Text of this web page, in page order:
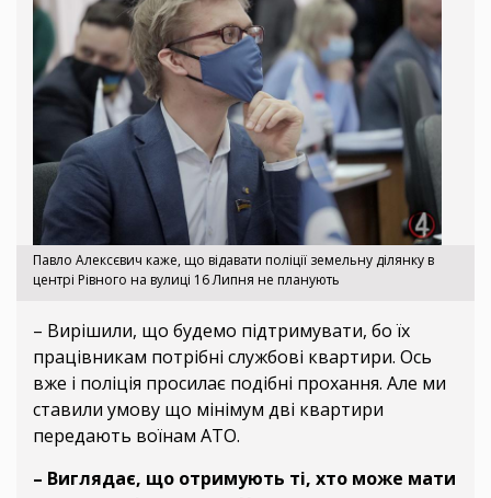
Павло Алексєвич каже, що відавати поліції земельну ділянку в
центрі Рівного на вулиці 16 Липня не планують
– Вирішили, що будемо підтримувати, бо їх
працівникам потрібні службові квартири. Ось
вже і поліція просилає подібні прохання. Але ми
ставили умову що мінімум дві квартири
передають воїнам АТО.
– Виглядає, що отримують ті, хто може мати